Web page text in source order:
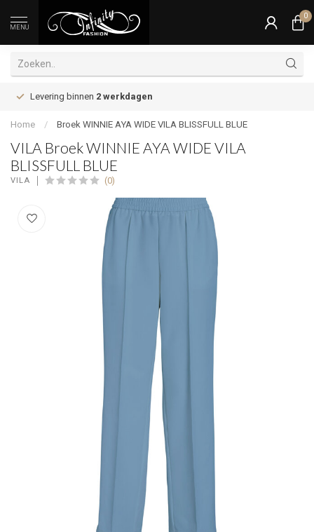
MENU
0
Levering binnen 2 werkdagen
Home / Broek WINNIE AYA WIDE VILA BLISSFULL BLUE
VILA Broek WINNIE AYA WIDE VILA
BLISSFULL BLUE
VILA (0)